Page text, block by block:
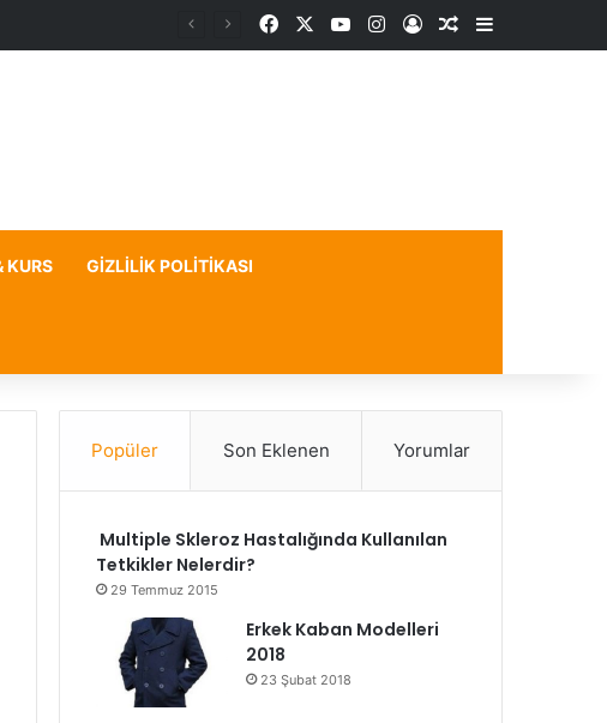
FacebookYouTubeInstagram
Kayıt OlRastgele Makale
Kenar
KURS GIZLILIK POLITIKASI
Popüler Son Eklenen Yorumlar
Multiple Skleroz Hastalığında Kullanılan
Tetkikler Nelerdir?
29 Temmuz 2015
Erkek Kaban Modelleri
2018
23 Şubat 2018